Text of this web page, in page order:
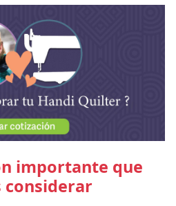
importante que
considerar